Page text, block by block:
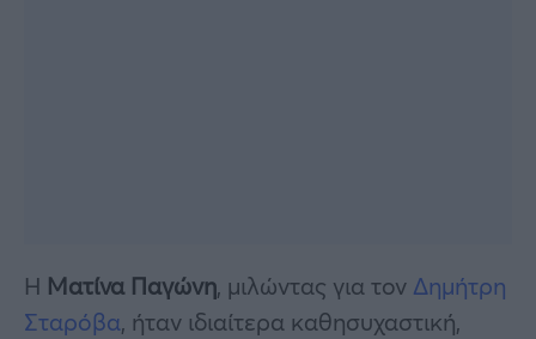
Η Ματίνα Παγώνη, μιλώντας για τον Δημήτρη
Σταρόβα, ήταν ιδιαίτερα καθησυχαστική,